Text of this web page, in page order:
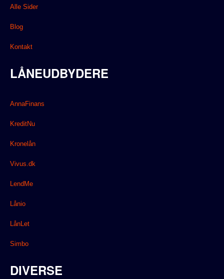
Alle Sider
Blog
Kontakt
LÅNEUDBYDERE
AnnaFinans
KreditNu
Kronelån
Vivus.dk
LendMe
Lånio
LånLet
Simbo
DIVERSE